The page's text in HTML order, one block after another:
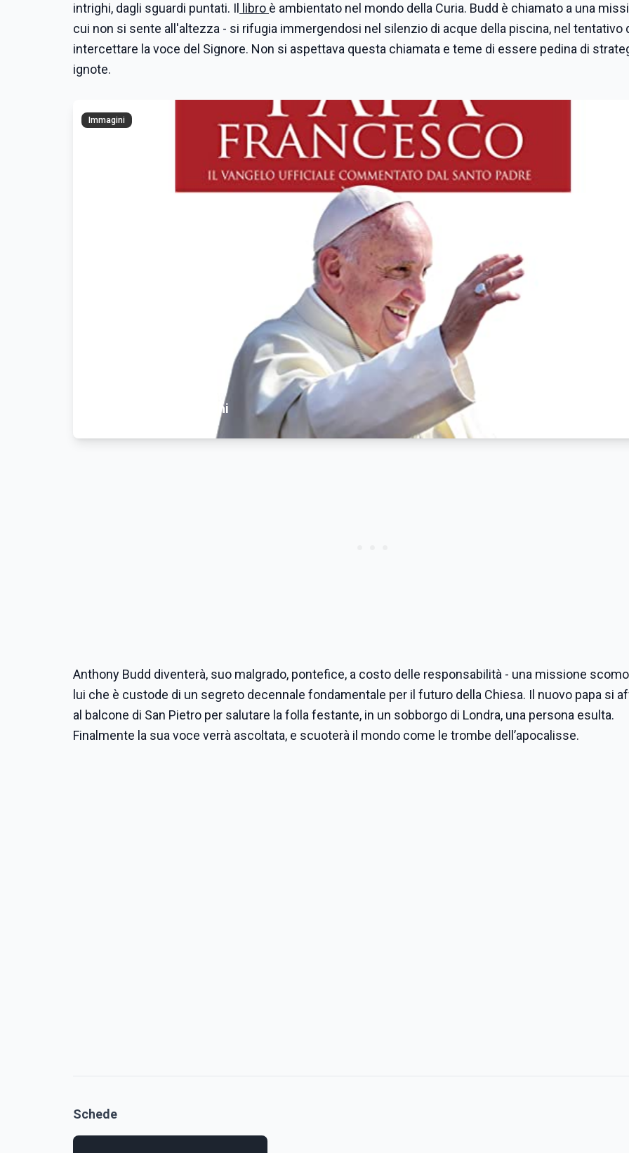
intrighi, dagli sguardi puntati. Il
libro è ambientato nel mondo della Curia. Budd è chiamato a una
cui non si sente all'altezza - si rifugia immergendosi nel silenzio di acque della piscina, nel tentativo
intercettare la voce del Signore. Non si aspettava questa chiamata e teme di essere pedina di
ignote.
Immagini
Il Papa e i papi - immagini
Anthony Budd diventerà, suo malgrado, pontefice, a costo delle responsabilità - una missione
lui che è custode di un segreto decennale fondamentale per il futuro della Chiesa. Il nuovo papa si
al balcone di San Pietro per salutare la folla festante, in un sobborgo di Londra, una persona esulta.
Finalmente la sua voce verrà ascoltata, e scuoterà il mondo come le trombe dell’apocalisse.
Schede